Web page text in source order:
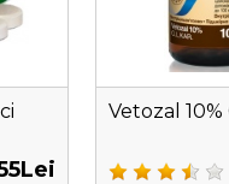
Vetozal 10%